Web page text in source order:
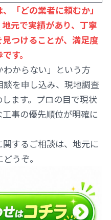
「どの業者に頼むか」
元で実績があり、丁寧
つけることが、満足度
す。
わからない」という方
を申し込み、現地調査
ます。プロの目で現状
事の優先順位が明確に
するご相談は、地元に
うぞ。